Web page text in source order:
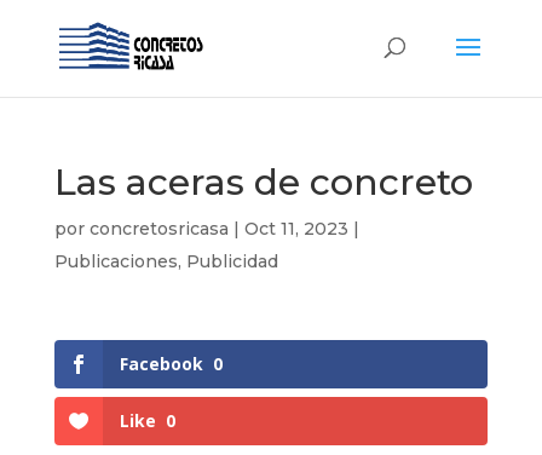
Las aceras de concreto
por concretosricasa | Oct 11, 2023 |
Publicaciones, Publicidad
Facebook 0
Like 0